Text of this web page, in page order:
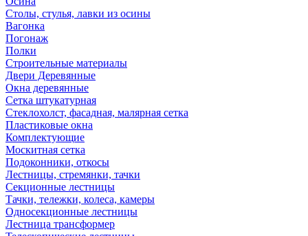
Столы, стулья, лавки из осины
Вагонка
Погонаж
Полки
Строительные материалы
Двери Деревянные
Окна деревянные
Сетка штукатурная
Стеклохолст, фасадная, малярная сетка
Пластиковые окна
Комплектующие
Москитная сетка
Подоконники, откосы
Лестницы, стремянки, тачки
Секционные лестницы
Тачки, тележки, колеса, камеры
Односекционные лестницы
Лестница трансформер